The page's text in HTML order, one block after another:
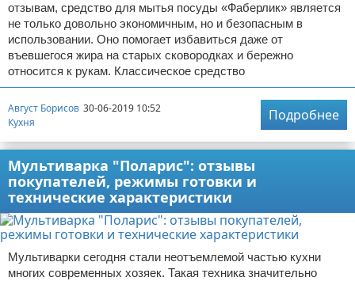
отзывам, средство для мытья посуды «Фаберлик» является
не только довольно экономичным, но и безопасным в
использовании. Оно помогает избавиться даже от
въевшегося жира на старых сковородках и бережно
относится к рукам. Классическое средство
Август Борисов 30-06-2019 10:52
Кухня
Подробнее
Мультиварка "Поларис": отзывы
покупателей, режимы готовки и
технические характеристики
Мультиварки сегодня стали неотъемлемой частью кухни
многих современных хозяек. Такая техника значительно